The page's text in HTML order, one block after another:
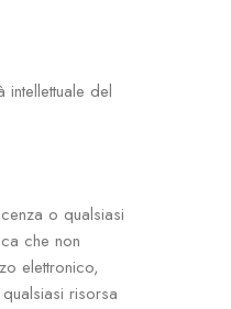
del
o qualsiasi
che non
elettronico,
risorsa